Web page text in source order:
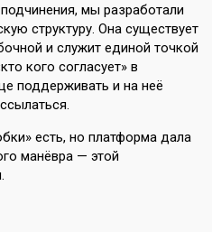
мы разработали
структуру. Она существует
и служит единой точкой
кого согласует» в
поддерживать и на неё
есть, но платформа дала
манёвра — этой